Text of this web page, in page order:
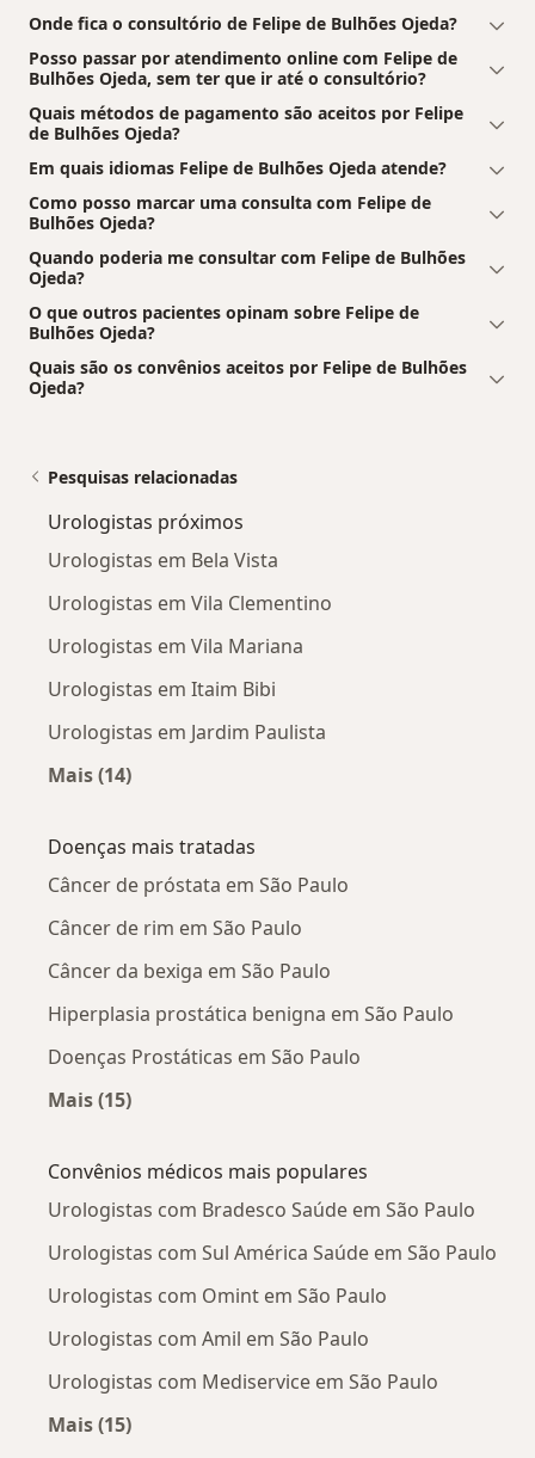
Onde fica o consultório de Felipe de Bulhões Ojeda?
Posso passar por atendimento online com Felipe de
Bulhões Ojeda, sem ter que ir até o consultório?
Quais métodos de pagamento são aceitos por Felipe
de Bulhões Ojeda?
Em quais idiomas Felipe de Bulhões Ojeda atende?
Como posso marcar uma consulta com Felipe de
Bulhões Ojeda?
Quando poderia me consultar com Felipe de Bulhões
Ojeda?
O que outros pacientes opinam sobre Felipe de
Bulhões Ojeda?
Quais são os convênios aceitos por Felipe de Bulhões
Ojeda?
Pesquisas relacionadas
Urologistas próximos
Urologistas em Bela Vista
Urologistas em Vila Clementino
Urologistas em Vila Mariana
Urologistas em Itaim Bibi
Urologistas em Jardim Paulista
Mais (14)
Doenças mais tratadas
Câncer de próstata em São Paulo
Câncer de rim em São Paulo
Câncer da bexiga em São Paulo
Hiperplasia prostática benigna em São Paulo
Doenças Prostáticas em São Paulo
Mais (15)
Convênios médicos mais populares
Urologistas com Bradesco Saúde em São Paulo
Urologistas com Sul América Saúde em São Paulo
Urologistas com Omint em São Paulo
Urologistas com Amil em São Paulo
Urologistas com Mediservice em São Paulo
Mais (15)